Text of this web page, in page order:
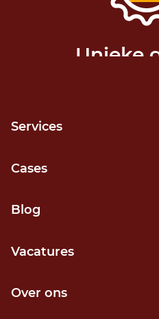
Services
Cases
Blog
Vacatures
Over ons
Unieke